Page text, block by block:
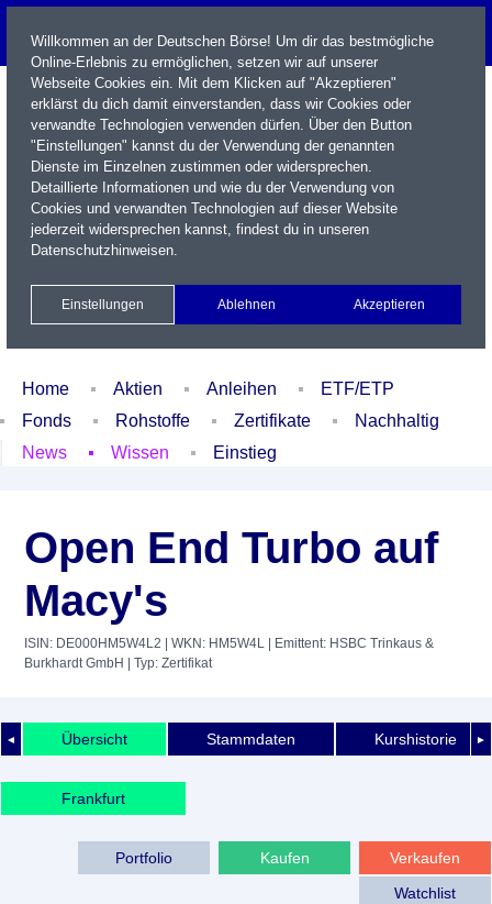
Name / WKN / ISIN / Kürzel
Xetra Realtime
Watchlist Portfolio Login
Home Aktien Anleihen
ETF/ETP
Fonds
Rohstoffe Zertifikate
Nachhaltig
News
Wissen Einstieg
Open End Turbo auf
Macy's
ISIN: DE000HM5W4L2 | WKN: HM5W4L | Emittent: HSBC Trinkaus &
Burkhardt GmbH
| Typ: Zertifikat
◄ ►
Übersicht Stammdaten Kurshistorie
Frankfurt
Verkaufen
Kaufen
Portfolio
Watchlist
Willkommen an der Deutschen Börse! Um dir das bestmögliche
Online-Erlebnis zu ermöglichen, setzen wir auf unserer
Webseite Cookies ein. Mit dem Klicken auf "Akzeptieren"
erklärst du dich damit einverstanden, dass wir Cookies oder
verwandte Technologien verwenden dürfen. Über den Button
"Einstellungen" kannst du der Verwendung der genannten
Dienste im Einzelnen zustimmen oder widersprechen.
Detaillierte Informationen und wie du der Verwendung von
Cookies und verwandten Technologien auf dieser Website
jederzeit widersprechen kannst, findest du in unseren
Datenschutzhinweisen.
Einstellungen Ablehnen Akzeptieren